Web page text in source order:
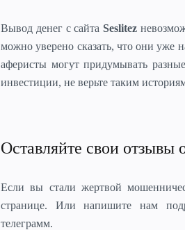
Вывод денег с сайта Seslitez
можно уверено сказать, что они
аферисты могут придумывать
инвестиции, не верьте таким
Оставляйте свои отзывы
Если вы стали жертвой
странице. Или напишите нам
телеграмм.